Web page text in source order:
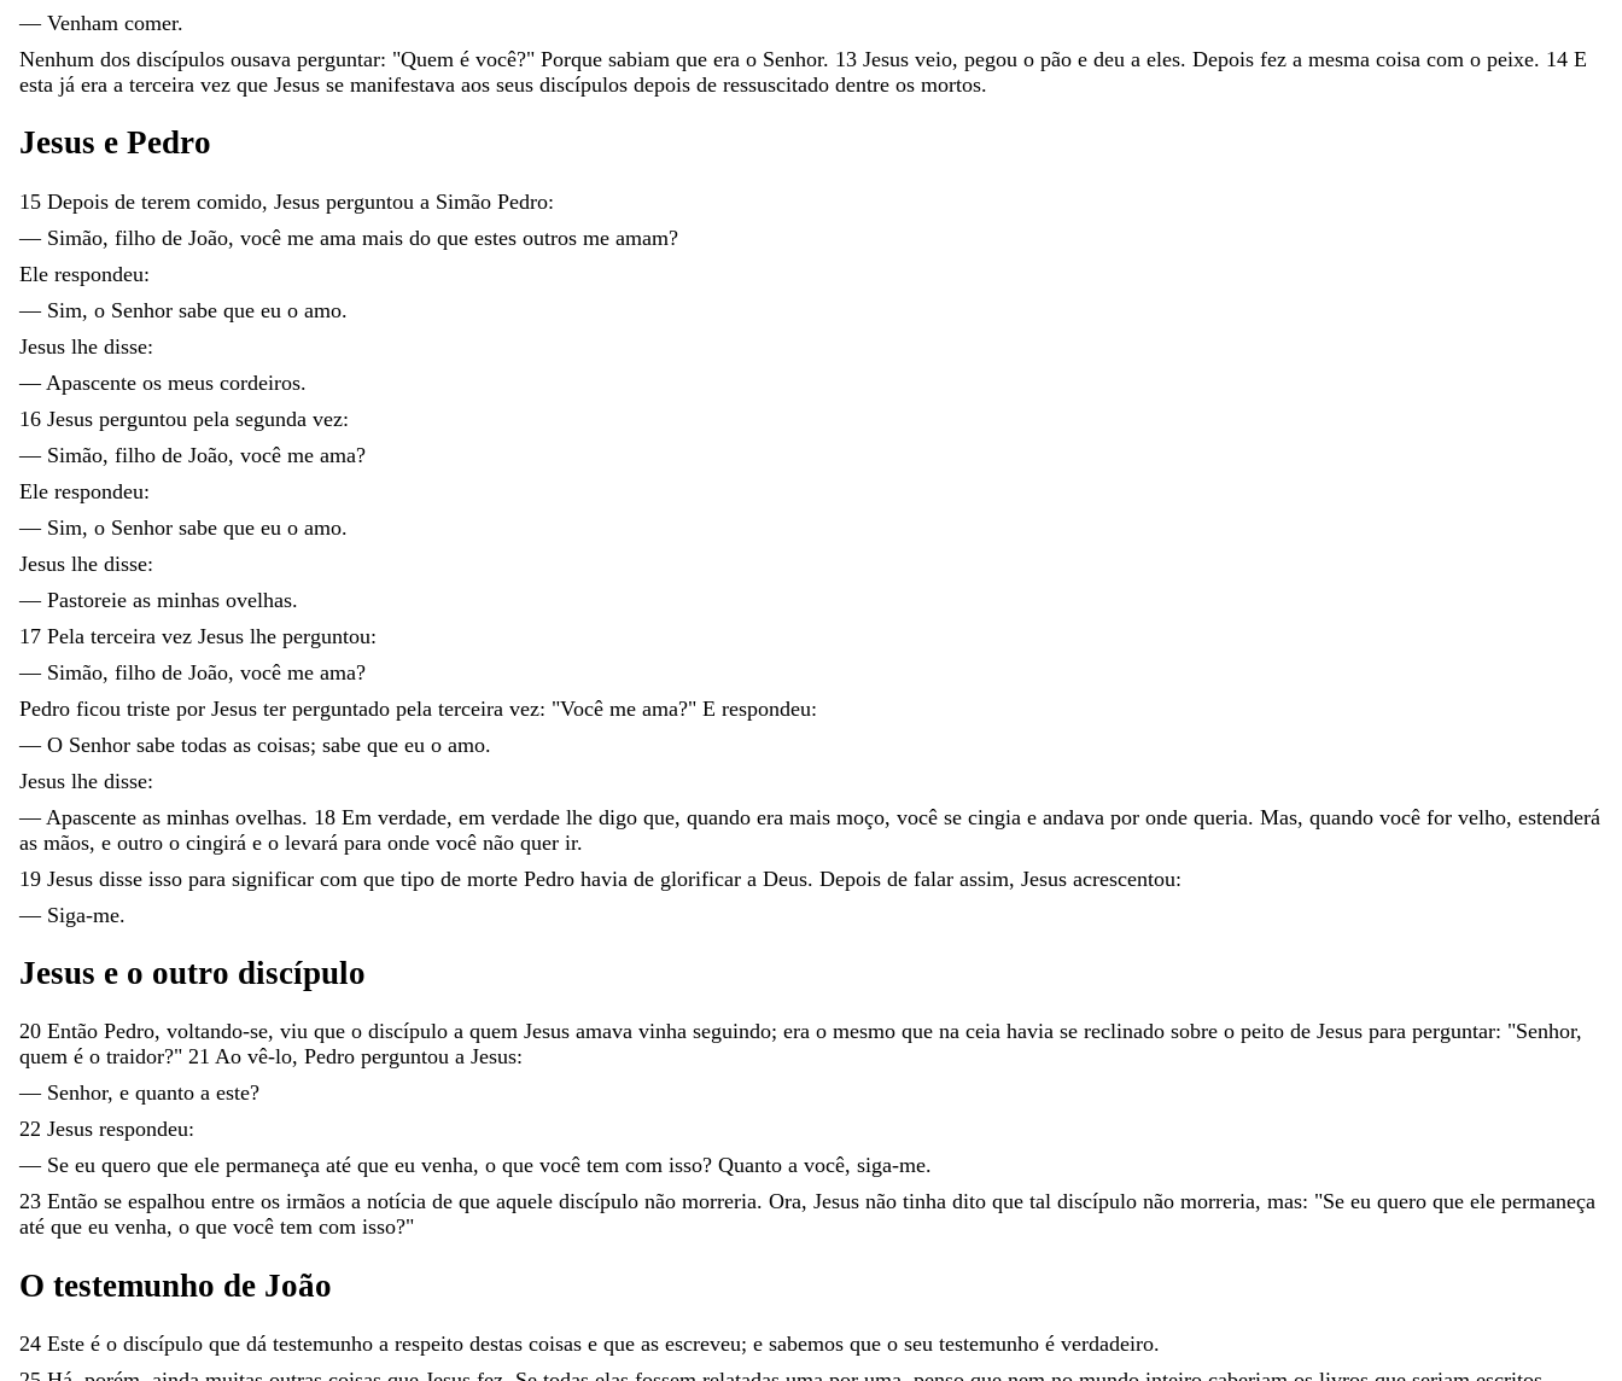
— Venham comer.
Nenhum dos discípulos ousava perguntar: "Quem é você?" Porque sabiam que era o Senhor. 13 Jesus veio, pegou o pão e deu a eles. Depois fez a mesma coisa com o peixe. 14 E
esta já era a terceira vez que Jesus se manifestava aos seus discípulos depois de ressuscitado dentre os mortos.
Jesus e Pedro
15 Depois de terem comido, Jesus perguntou a Simão Pedro:
— Simão, filho de João, você me ama mais do que estes outros me amam?
Ele respondeu:
— Sim, o Senhor sabe que eu o amo.
Jesus lhe disse:
— Apascente os meus cordeiros.
16 Jesus perguntou pela segunda vez:
— Simão, filho de João, você me ama?
Ele respondeu:
— Sim, o Senhor sabe que eu o amo.
Jesus lhe disse:
— Pastoreie as minhas ovelhas.
17 Pela terceira vez Jesus lhe perguntou:
— Simão, filho de João, você me ama?
Pedro ficou triste por Jesus ter perguntado pela terceira vez: "Você me ama?" E respondeu:
— O Senhor sabe todas as coisas; sabe que eu o amo.
Jesus lhe disse:
— Apascente as minhas ovelhas. 18 Em verdade, em verdade lhe digo que, quando era mais moço, você se cingia e andava por onde queria. Mas, quando você for velho, estenderá
as mãos, e outro o cingirá e o levará para onde você não quer ir.
19 Jesus disse isso para significar com que tipo de morte Pedro havia de glorificar a Deus. Depois de falar assim, Jesus acrescentou:
— Siga-me.
Jesus e o outro discípulo
20 Então Pedro, voltando-se, viu que o discípulo a quem Jesus amava vinha seguindo; era o mesmo que na ceia havia se reclinado sobre o peito de Jesus para perguntar: "Senhor,
quem é o traidor?" 21 Ao vê-lo, Pedro perguntou a Jesus:
— Senhor, e quanto a este?
22 Jesus respondeu:
— Se eu quero que ele permaneça até que eu venha, o que você tem com isso? Quanto a você, siga-me.
23 Então se espalhou entre os irmãos a notícia de que aquele discípulo não morreria. Ora, Jesus não tinha dito que tal discípulo não morreria, mas: "Se eu quero que ele permaneça
até que eu venha, o que você tem com isso?"
O testemunho de João
24 Este é o discípulo que dá testemunho a respeito destas coisas e que as escreveu; e sabemos que o seu testemunho é verdadeiro.